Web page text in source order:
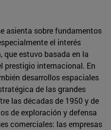
asienta sobre fundamentos
el interés
estuvo basada en la
prestigio internacional. En
desarrollos espaciales
de las grandes
las décadas de 1950 y de
de exploración y defensa
comerciales: las empresas